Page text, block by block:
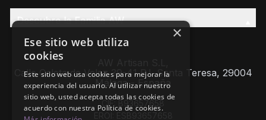
Descubre la Familia AW
Calle Caleta de Velez 39-41 P.I. Santa Teresa, 29004
Málaga - España
CIF: B93657658
×
Ese sitio web utiliza
cookies
Este sitio web usa cookies para mejorar la
experiencia del usuario. Al utilizar nuestro
sitio web, usted acepta todas las cookies de
acuerdo con nuestra Política de cookies.